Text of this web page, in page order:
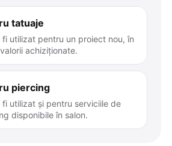
tatuaje
fi utilizat pentru un proiect nou, în
achiziționate.
piercing
fi utilizat și pentru serviciile de
disponibile în salon.